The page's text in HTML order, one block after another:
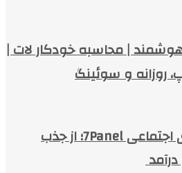
| محاسبه خودکار لات |
روزانه و سوئینگ
خدمات شبکه‌های اجتماعی 7Panel؛ از جذب